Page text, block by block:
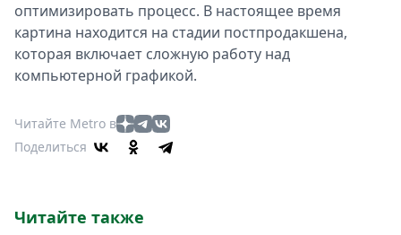
оптимизировать процесс. В настоящее время
картина находится на стадии постпродакшена,
которая включает сложную работу над
компьютерной графикой.
Читайте Metro в
Поделиться
Читайте также